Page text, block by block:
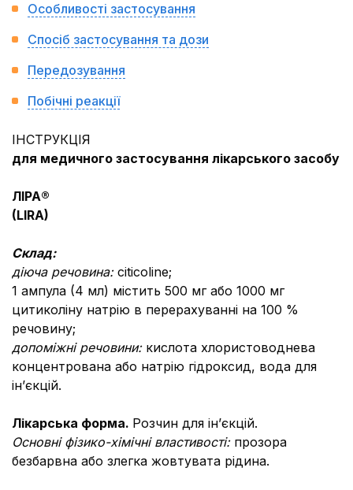
Особливості застосування
Спосіб застосування та дози
Передозування
Побічні реакції
ІНСТРУКЦІЯ
для медичного застосування лікарського засобу
ЛІРА®
(LIRA)
Склад:
діюча речовина: citicoline;
1 ампула (4 мл) містить 500 мг або 1000 мг
цитиколіну натрію в перерахуванні на 100 %
речовину;
допоміжні речовини: кислота хлористоводнева
концентрована або натрію гідроксид, вода для
ін’єкцій.
Лікарська форма. Розчин для ін’єкцій.
Основні фізико-хімічні властивості: прозора
безбарвна або злегка жовтувата рідина.